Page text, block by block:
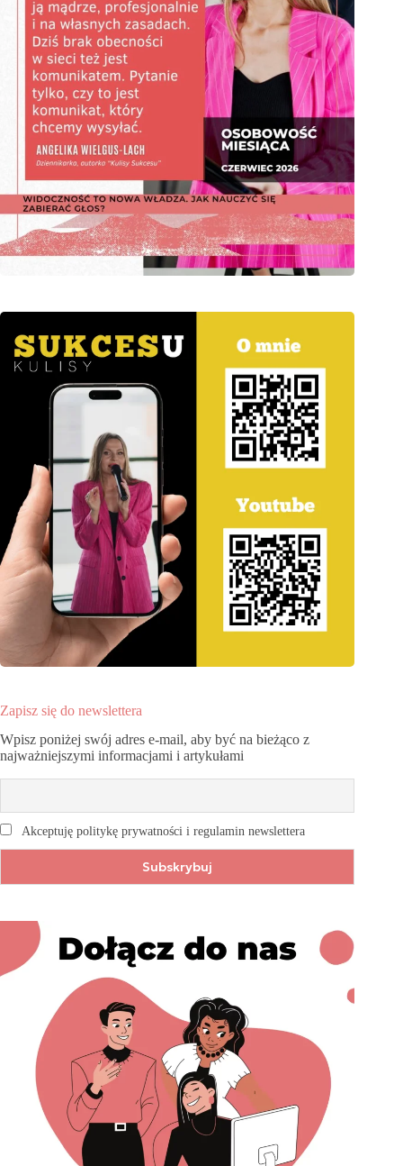
Zapisz się do newslettera
Wpisz poniżej swój adres e-mail, aby być na bieżąco z
najważniejszymi informacjami i artykułami
Akceptuję politykę prywatności i regulamin newslettera